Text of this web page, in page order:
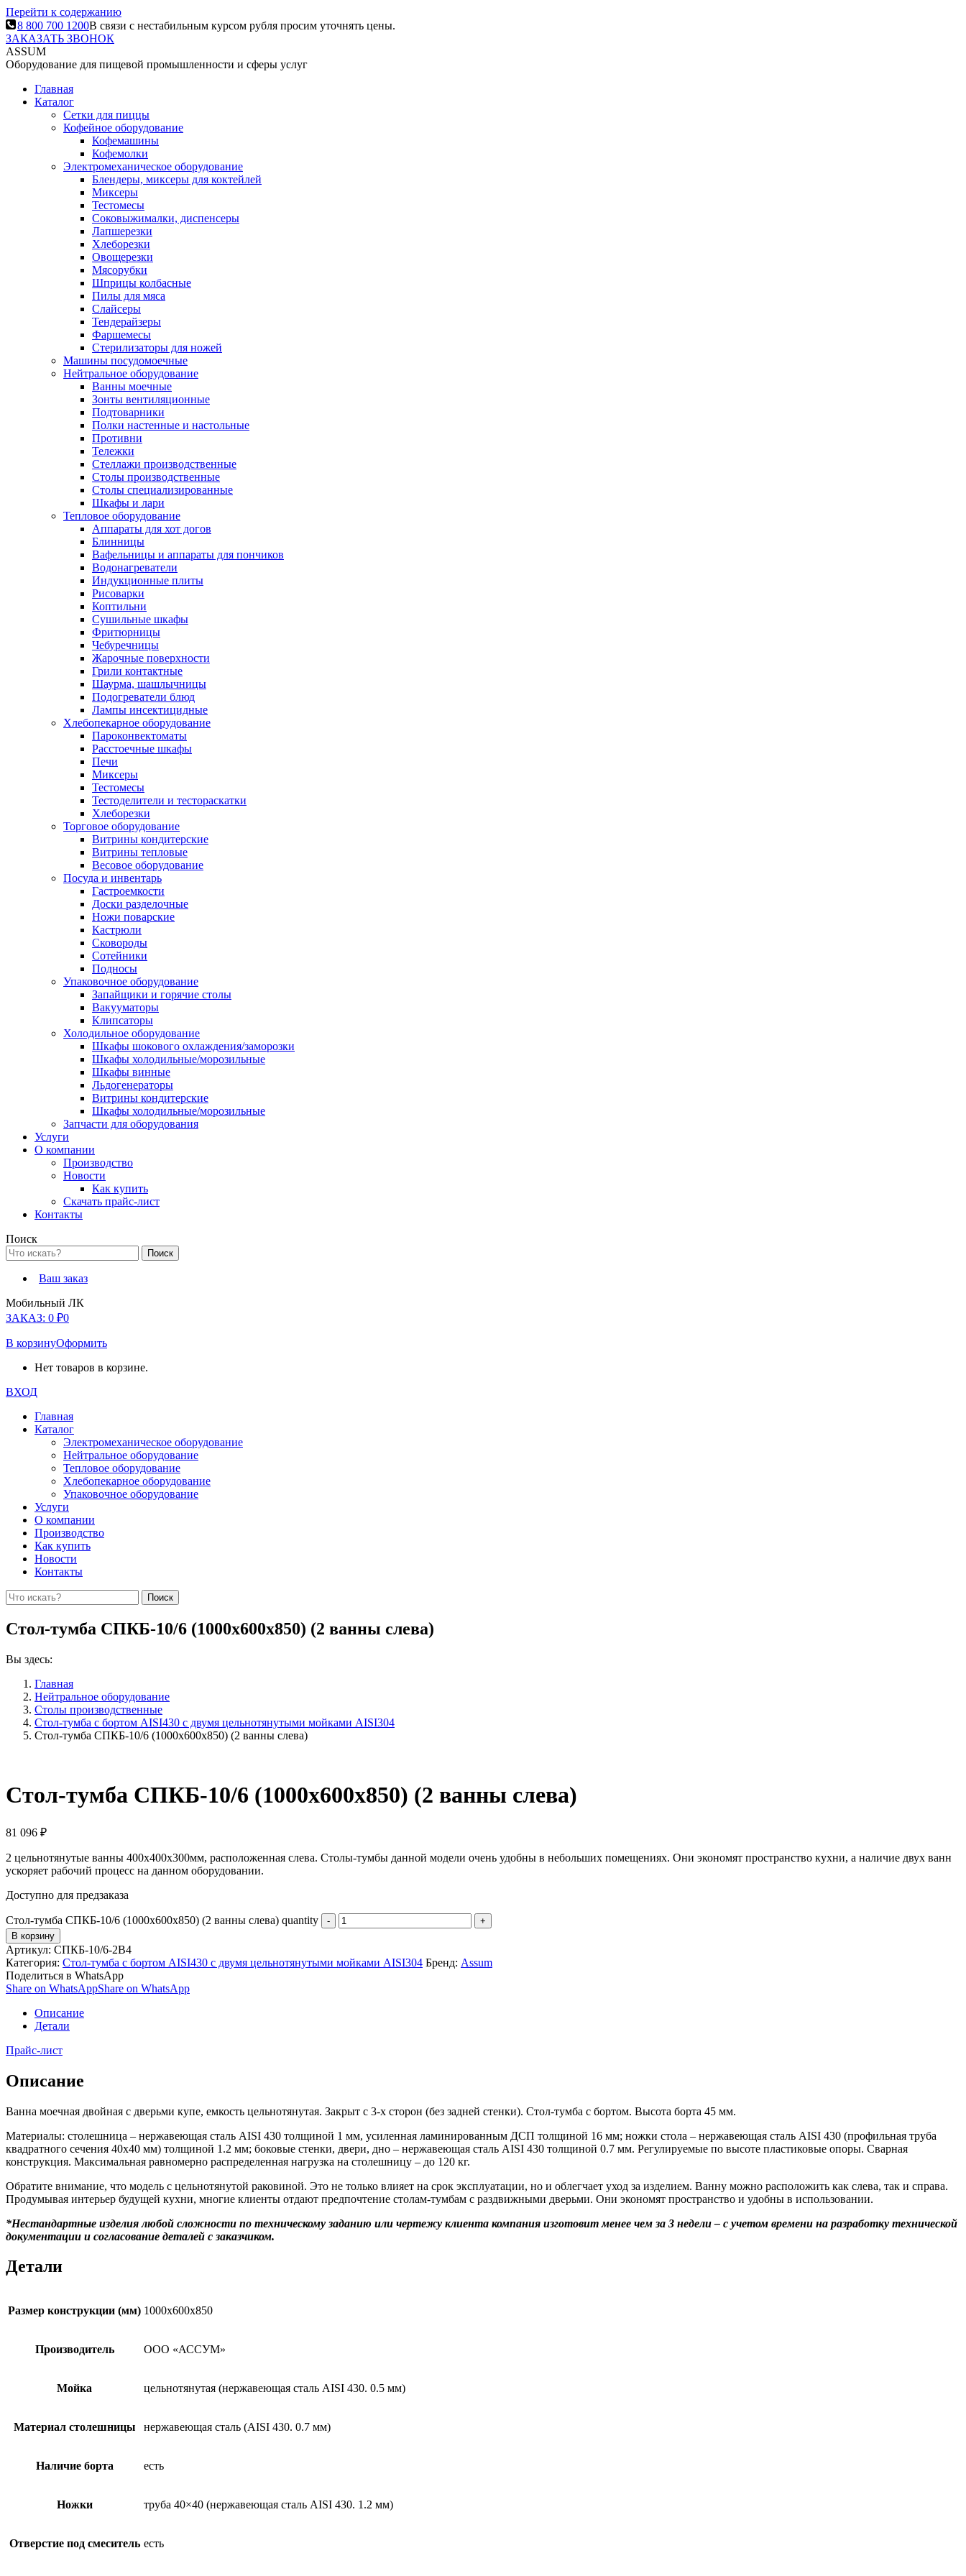
Перейти к содержанию
8 800 700 1200В связи с нестабильным курсом рубля просим уточнять цены.
ЗАКАЗАТЬ ЗВОНОК
ASSUM
Оборудование для пищевой промышленности и сферы услуг
Главная
Каталог
Сетки для пиццы
Кофейное оборудование
Кофемашины
Кофемолки
Электромеханическое оборудование
Блендеры, миксеры для коктейлей
Миксеры
Тестомесы
Соковыжималки, диспенсеры
Лапшерезки
Хлеборезки
Овощерезки
Мясорубки
Шприцы колбасные
Пилы для мяса
Слайсеры
Тендерайзеры
Фаршемесы
Стерилизаторы для ножей
Машины посудомоечные
Нейтральное оборудование
Ванны моечные
Зонты вентиляционные
Подтоварники
Полки настенные и настольные
Противни
Тележки
Стеллажи производственные
Столы производственные
Столы специализированные
Шкафы и лари
Тепловое оборудование
Аппараты для хот догов
Блинницы
Вафельницы и аппараты для пончиков
Водонагреватели
Индукционные плиты
Рисоварки
Коптильни
Сушильные шкафы
Фритюрницы
Чебуречницы
Жарочные поверхности
Грили контактные
Шаурма, шашлычницы
Подогреватели блюд
Лампы инсектицидные
Хлебопекарное оборудование
Пароконвектоматы
Расстоечные шкафы
Печи
Миксеры
Тестомесы
Тестоделители и тестораскатки
Хлеборезки
Торговое оборудование
Витрины кондитерские
Витрины тепловые
Весовое оборудование
Посуда и инвентарь
Гастроемкости
Доски разделочные
Ножи поварские
Кастрюли
Сковороды
Сотейники
Подносы
Упаковочное оборудование
Запайщики и горячие столы
Вакууматоры
Клипсаторы
Холодильное оборудование
Шкафы шокового охлаждения/заморозки
Шкафы холодильные/морозильные
Шкафы винные
Льдогенераторы
Витрины кондитерские
Шкафы холодильные/морозильные
Запчасти для оборудования
Услуги
О компании
Производство
Новости
Как купить
Скачать прайс-лист
Контакты
Поиск
Ваш заказ
Мобильный ЛК
ЗАКАЗ: 0 ₽0
В корзинуОформить
Нет товаров в корзине.
ВХОД
Главная
Каталог
Электромеханическое оборудование
Нейтральное оборудование
Тепловое оборудование
Хлебопекарное оборудование
Упаковочное оборудование
Услуги
О компании
Производство
Как купить
Новости
Контакты
Стол-тумба СПКБ-10/6 (1000х600х850) (2 ванны слева)
Вы здесь:
Главная
Нейтральное оборудование
Столы производственные
Стол-тумба с бортом AISI430 с двумя цельнотянутыми мойками AISI304
Стол-тумба СПКБ-10/6 (1000х600х850) (2 ванны слева)
Стол-тумба СПКБ-10/6 (1000х600х850) (2 ванны слева)
81 096 ₽
2 цельнотянутые ванны 400х400х300мм, расположенная слева. Столы-тумбы данной модели очень удобны в небольших помещениях. Они экономят пространство кухни, а наличие двух ванн
ускоряет рабочий процесс на данном оборудовании.
Доступно для предзаказа
Стол-тумба СПКБ-10/6 (1000х600х850) (2 ванны слева) quantity
В корзину
Артикул: СПКБ-10/6-2В4
Категория: Стол-тумба с бортом AISI430 с двумя цельнотянутыми мойками AISI304 Бренд: Assum
Поделиться в WhatsApp
Share on WhatsAppShare on WhatsApp
Описание
Детали
Прайс-лист
Описание
Ванна моечная двойная с дверьми купе, емкость цельнотянутая. Закрыт с 3-х сторон (без задней стенки). Стол-тумба с бортом. Высота борта 45 мм.
Материалы: столешница – нержавеющая сталь AISI 430 толщиной 1 мм, усиленная ламинированным ДСП толщиной 16 мм; ножки стола – нержавеющая сталь AISI 430 (профильная труба
квадратного сечения 40х40 мм) толщиной 1.2 мм; боковые стенки, двери, дно – нержавеющая сталь AISI 430 толщиной 0.7 мм. Регулируемые по высоте пластиковые опоры. Сварная
конструкция. Максимальная равномерно распределенная нагрузка на столешницу – до 120 кг.
Обратите внимание, что модель с цельнотянутой раковиной. Это не только влияет на срок эксплуатации, но и облегчает уход за изделием. Ванну можно расположить как слева, так и справа.
Продумывая интерьер будущей кухни, многие клиенты отдают предпочтение столам-тумбам с раздвижными дверьми. Они экономят пространство и удобны в использовании.
*Нестандартные изделия любой сложности по техническому заданию или чертежу клиента компания изготовит менее чем за 3 недели – с учетом времени на разработку технической
документации и согласование деталей с заказчиком.
Детали
Размер конструкции (мм) 1000х600х850
Производитель ООО «АССУМ»
Мойка цельнотянутая (нержавеющая сталь AISI 430. 0.5 мм)
Материал столешницы нержавеющая сталь (AISI 430. 0.7 мм)
Наличие борта есть
Ножки труба 40×40 (нержавеющая сталь AISI 430. 1.2 мм)
Отверстие под смеситель есть